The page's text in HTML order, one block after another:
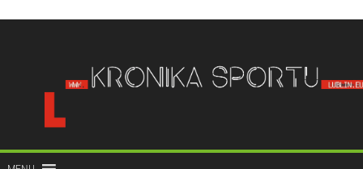
treści